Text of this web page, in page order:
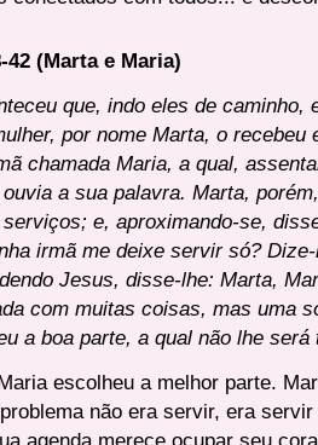
42 (Marta e Maria)
que, indo eles de caminho,
por nome Marta, o recebeu
chamada Maria, a qual,
a sua palavra. Marta,
e, aproximando-se,
irmã me deixe servir só?
Jesus, disse-lhe: Marta,
com muitas coisas, mas uma
a boa parte, a qual não lhe será
escolheu a melhor parte.
não era servir, era
agenda merece ocupar seu